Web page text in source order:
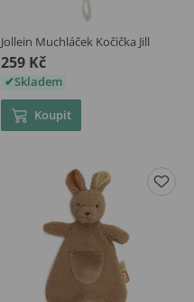
Jollein Muchláček Kočička Jill
259 Kč
Skladem
Koupit